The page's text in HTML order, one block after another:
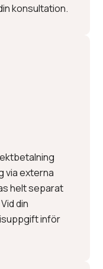
konsultation.
via externa
helt separat
din
inför